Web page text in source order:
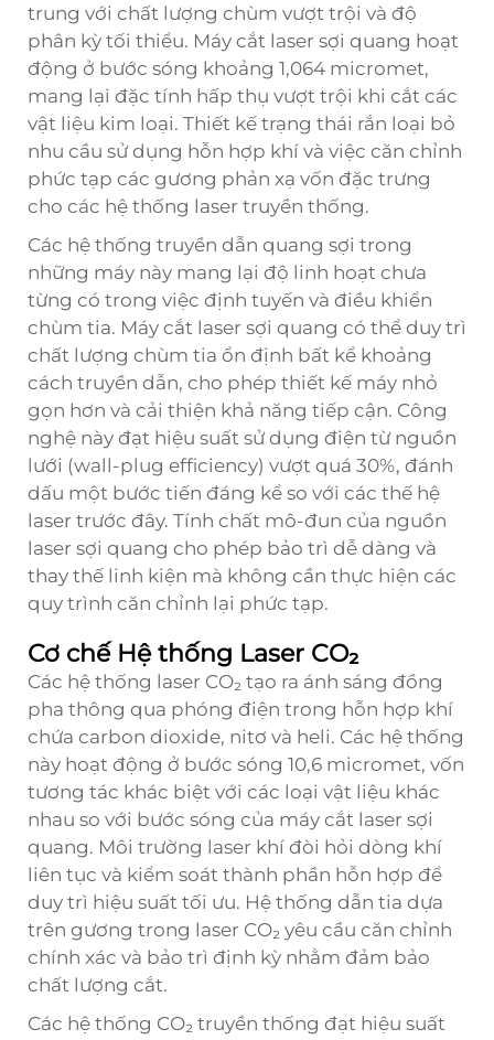
trung với chất lượng chùm vượt trội và độ
phân kỳ tối thiểu. Máy cắt laser sợi quang hoạt
động ở bước sóng khoảng 1,064 micromet,
mang lại đặc tính hấp thụ vượt trội khi cắt các
vật liệu kim loại. Thiết kế trạng thái rắn loại bỏ
nhu cầu sử dụng hỗn hợp khí và việc căn chỉnh
phức tạp các gương phản xạ vốn đặc trưng
cho các hệ thống laser truyền thống.
Các hệ thống truyền dẫn quang sợi trong
những máy này mang lại độ linh hoạt chưa
từng có trong việc định tuyến và điều khiển
chùm tia. Máy cắt laser sợi quang có thể duy trì
chất lượng chùm tia ổn định bất kể khoảng
cách truyền dẫn, cho phép thiết kế máy nhỏ
gọn hơn và cải thiện khả năng tiếp cận. Công
nghệ này đạt hiệu suất sử dụng điện từ nguồn
lưới (wall-plug efficiency) vượt quá 30%, đánh
dấu một bước tiến đáng kể so với các thế hệ
laser trước đây. Tính chất mô-đun của nguồn
laser sợi quang cho phép bảo trì dễ dàng và
thay thế linh kiện mà không cần thực hiện các
quy trình căn chỉnh lại phức tạp.
Cơ chế Hệ thống Laser CO₂
Các hệ thống laser CO₂ tạo ra ánh sáng đồng
pha thông qua phóng điện trong hỗn hợp khí
chứa carbon dioxide, nitơ và heli. Các hệ thống
này hoạt động ở bước sóng 10,6 micromet, vốn
tương tác khác biệt với các loại vật liệu khác
nhau so với bước sóng của máy cắt laser sợi
quang. Môi trường laser khí đòi hỏi dòng khí
liên tục và kiểm soát thành phần hỗn hợp để
duy trì hiệu suất tối ưu. Hệ thống dẫn tia dựa
trên gương trong laser CO₂ yêu cầu căn chỉnh
chính xác và bảo trì định kỳ nhằm đảm bảo
chất lượng cắt.
Các hệ thống CO₂ truyền thống đạt hiệu suất